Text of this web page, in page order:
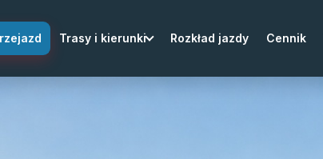
Trasy i kierunki Rozkład jazdy Cennik